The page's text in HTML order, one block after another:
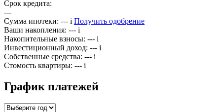
Срок кредита:
---
Сумма ипотеки: --- i Получить одобрение
Ваши накопления: --- i
Накопительные взносы: --- i
Инвестиционный доход: --- i
Собственные средства: --- i
Стомость квартиры: --- i
График платежей